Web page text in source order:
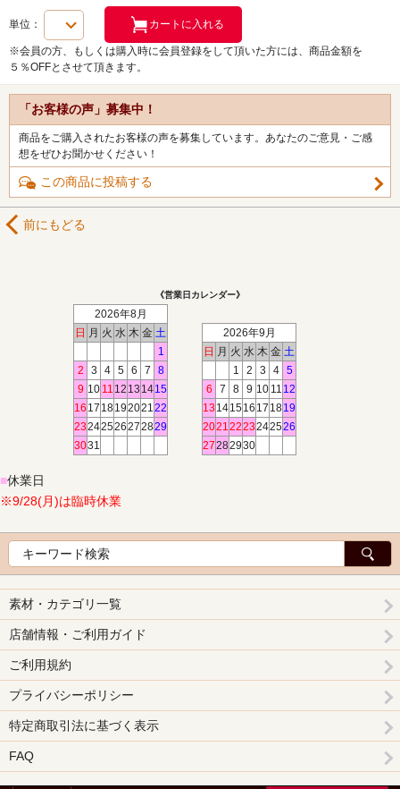
単位：
※会員の方、もしくは購入時に会員登録をして頂いた方には、商品金額を
５％OFFとさせて頂きます。
「お客様の声」募集中！
商品をご購入されたお客様の声を募集しています。あなたのご意見・ご感
想をぜひお聞かせください！
この商品に投稿する
前にもどる
《営業日カレンダー》
2026年8月
日 月 火 水 木 金 土
1
2
3 4 5 6 7
8
9 10 11 12 13 1415
16 17 1819202122
23242526272829
3031
2026年9月
日 月 火 水 木 金 土
1
2 3 4
5
6
7 8 9 10 11 12
13 141516 17 1819
20212223242526
27282930
■休業日
※9/28(月)は臨時休業
素材・カテゴリ一覧
店舗情報・ご利用ガイド
ご利用規約
プライバシーポリシー
特定商取引法に基づく表示
FAQ